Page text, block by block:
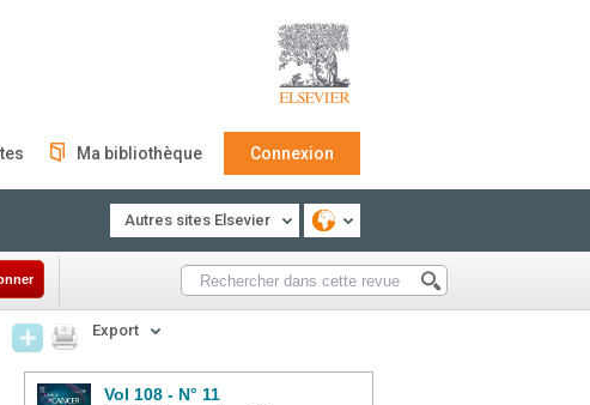
Ma bibliothèque Connexion
Autres sites Elsevier
Export
Vol 108 - N° 11